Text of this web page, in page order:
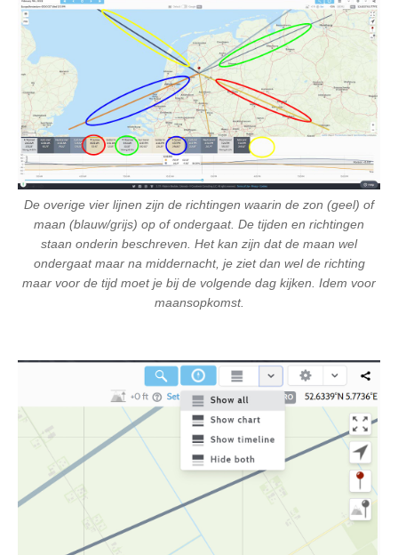
De overige vier lijnen zijn de richtingen waarin de zon (geel) of
maan (blauw/grijs) op of ondergaat. De tijden en richtingen
staan onderin beschreven. Het kan zijn dat de maan wel
ondergaat maar na middernacht, je ziet dan wel de richting
maar voor de tijd moet je bij de volgende dag kijken. Idem voor
maansopkomst.